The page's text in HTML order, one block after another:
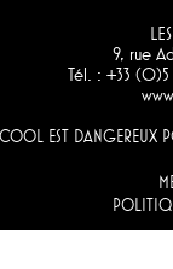
9, rue
Tél. : +33
EST